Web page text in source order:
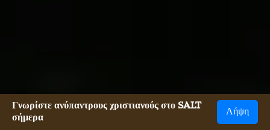
Γνωρίστε ανύπαντρους χριστιανούς στο SALT
σήμερα
Λήψη